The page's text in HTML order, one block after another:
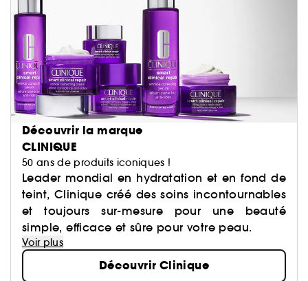
Découvrir la marque
CLINIQUE
50 ans de produits iconiques !
Leader mondial en hydratation et en fond de
teint, Clinique créé des soins incontournables
et toujours sur-mesure pour une beauté
simple, efficace et sûre pour votre peau.
Voir plus
Découvrir Clinique